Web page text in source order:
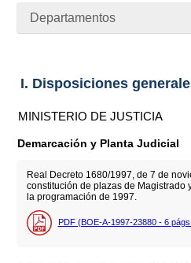
Departamentos
I. Disposiciones
MINISTERIO DE JUSTICIA
Demarcación y Planta Judicial
Real Decreto 1680/1997, de 7 de
constitución de plazas de Magistrado
la programación de 1997.
PDF (BOE-A-1997-23880 - 6 págs.